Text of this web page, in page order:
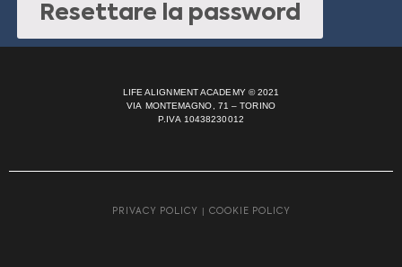
Resettare la password
LIFE ALIGNMENT ACADEMY © 2021
VIA MONTEMAGNO, 71 – TORINO
P.IVA 10438230012
PRIVACY POLICY | COOKIE POLICY